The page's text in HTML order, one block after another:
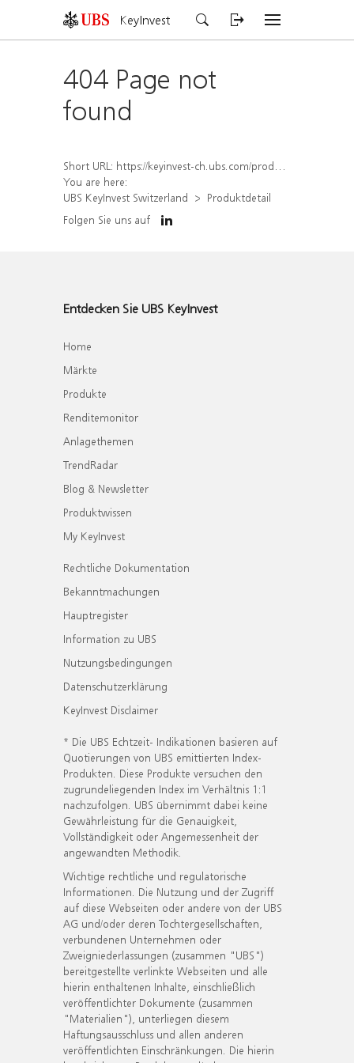
KeyInvest
404 Page not
found
Short URL: https://keyinvest-ch.ubs.com/produkt/detail/index/isin/CH1570360474
You are here:
UBS KeyInvest Switzerland
Produktdetail
Folgen Sie uns auf
Entdecken Sie UBS KeyInvest
Home
Märkte
Produkte
Renditemonitor
Anlagethemen
TrendRadar
Blog & Newsletter
Produktwissen
My KeyInvest
Rechtliche Dokumentation
Bekanntmachungen
Hauptregister
Information zu UBS
Nutzungsbedingungen
Datenschutzerklärung
KeyInvest Disclaimer
* Die UBS Echtzeit- Indikationen basieren auf
Quotierungen von UBS emittierten Index-
Produkten. Diese Produkte versuchen den
zugrundeliegenden Index im Verhältnis 1:1
nachzufolgen. UBS übernimmt dabei keine
Gewährleistung für die Genauigkeit,
Vollständigkeit oder Angemessenheit der
angewandten Methodik.
Wichtige rechtliche und regulatorische
Informationen. Die Nutzung und der Zugriff
auf diese Webseiten oder andere von der UBS
AG und/oder deren Tochtergesellschaften,
verbundenen Unternehmen oder
Zweigniederlassungen (zusammen "UBS")
bereitgestellte verlinkte Webseiten und alle
hierin enthaltenen Inhalte, einschließlich
veröffentlichter Dokumente (zusammen
"Materialien"), unterliegen diesem
Haftungsausschluss und allen anderen
veröffentlichten Einschränkungen. Die hierin